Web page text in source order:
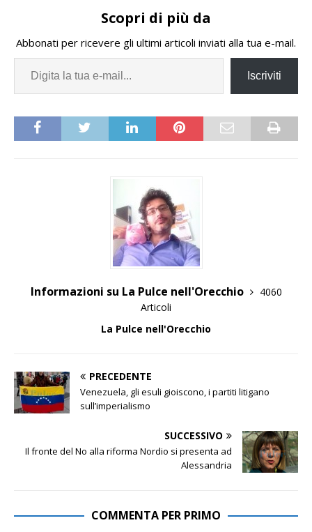
Scopri di più da
Abbonati per ricevere gli ultimi articoli inviati alla tua e-mail.
Iscriviti
Informazioni su La Pulce nell'Orecchio
4060
Articoli
La Pulce nell'Orecchio
PRECEDENTE
Venezuela, gli esuli gioiscono, i partiti litigano
sull’imperialismo
SUCCESSIVO
Il fronte del No alla riforma Nordio si presenta ad
Alessandria
COMMENTA PER PRIMO